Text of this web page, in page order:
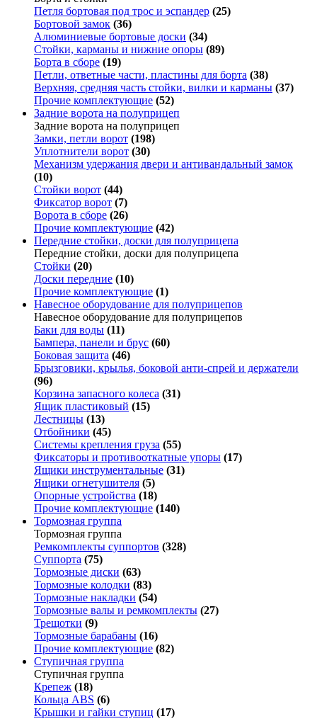
Петля бортовая под трос и эспандер (25)
Бортовой замок (36)
Алюминиевые бортовые доски (34)
Стойки, карманы и нижние опоры (89)
Борта в сборе (19)
Петли, ответные части, пластины для борта (38)
Верхняя, средняя часть стойки, вилки и карманы (37)
Прочие комплектующие (52)
Задние ворота на полуприцеп
Задние ворота на полуприцеп
Замки, петли ворот (198)
Уплотнители ворот (30)
Механизм удержания двери и антивандальный замок
(10)
Стойки ворот (44)
Фиксатор ворот (7)
Ворота в сборе (26)
Прочие комплектующие (42)
Передние стойки, доски для полуприцепа
Передние стойки, доски для полуприцепа
Стойки (20)
Доски передние (10)
Прочие комплектующие (1)
Навесное оборудование для полуприцепов
Навесное оборудование для полуприцепов
Баки для воды (11)
Бампера, панели и брус (60)
Боковая защита (46)
Брызговики, крылья, боковой анти-спрей и держатели
(96)
Корзина запасного колеса (31)
Ящик пластиковый (15)
Лестницы (13)
Отбойники (45)
Системы крепления груза (55)
Фиксаторы и противооткатные упоры (17)
Ящики инструментальные (31)
Ящики огнетушителя (5)
Опорные устройства (18)
Прочие комплектующие (140)
Тормозная группа
Тормозная группа
Ремкомплекты суппортов (328)
Суппорта (75)
Тормозные диски (63)
Тормозные колодки (83)
Тормозные накладки (54)
Тормозные валы и ремкомплекты (27)
Трещотки (9)
Тормозные барабаны (16)
Прочие комплектующие (82)
Ступичная группа
Ступичная группа
Крепеж (18)
Кольца ABS (6)
Крышки и гайки ступиц (17)